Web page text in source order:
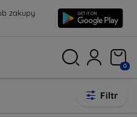
zakupy
0
Filtr